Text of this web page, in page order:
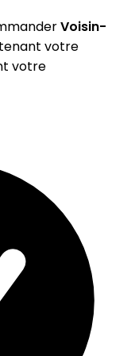
Voisin-
votre
votre